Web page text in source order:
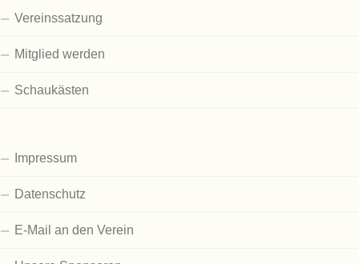
Vereinssatzung
Mitglied werden
Schaukästen
Impressum
Datenschutz
E-Mail an den Verein